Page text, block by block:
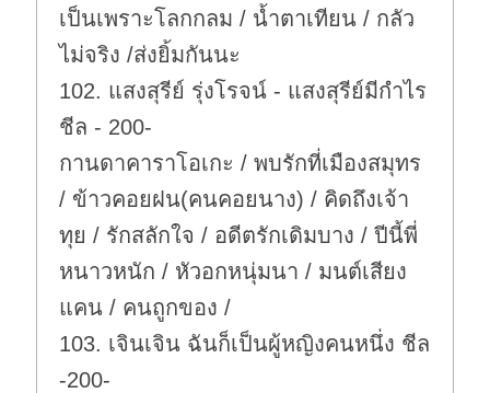
เป็นเพราะโลกกลม / น้ำตาเทียน / กลัว
ไม่จริง /ส่งยิ้มกันนะ
102. แสงสุรีย์ รุ่งโรจน์ - แสงสุรีย์มีกำไร
ชีล - 200-
กานดาคาราโอเกะ / พบรักที่เมืองสมุทร
/ ข้าวคอยฝน(คนคอยนาง) / คิดถึงเจ้า
ทุย / รักสลักใจ / อดีตรักเดิมบาง / ปีนี้พี่
หนาวหนัก / หัวอกหนุ่มนา / มนต์เสียง
แคน / คนถูกของ /
103. เจินเจิน ฉันก็เป็นผู้หญิงคนหนึ่ง ชีล
-200-